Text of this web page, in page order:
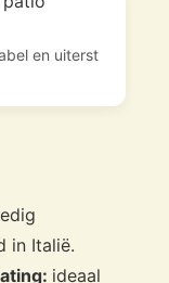
en uiterst
in Italië.
ideaal